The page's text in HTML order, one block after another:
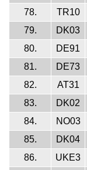
78.
TR10
79.
DK03
80.
DE91
81.
DE73
82.
AT31
83.
DK02
84.
NO03
85.
DK04
86.
UKE3